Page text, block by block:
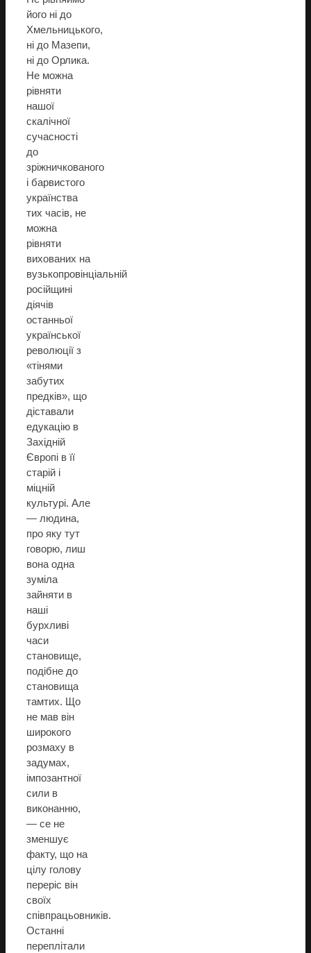
його ні до
Хмельницького,
ні до Мазепи,
ні до Орлика.
Не можна
рівняти
нашої
скалічної
сучасності
до
зріжничкованого
і барвистого
українства
тих часів, не
можна
рівняти
вихованих на
вузькопровінціальній
російщині
діячів
останньої
української
революції з
«тінями
забутих
предків», що
діставали
едукацію в
Західній
Європі в її
старій і
міцній
культурі. Але
— людина,
про яку тут
говорю, лиш
вона одна
зуміла
зайняти в
наші
бурхливі
часи
становище,
подібне до
становища
тамтих. Що
не мав він
широкого
розмаху в
задумах,
імпозантної
сили в
виконанню,
— се не
зменшує
факту, що на
цілу голову
переріс він
своїх
співпрацьовників.
Останні
переплітали